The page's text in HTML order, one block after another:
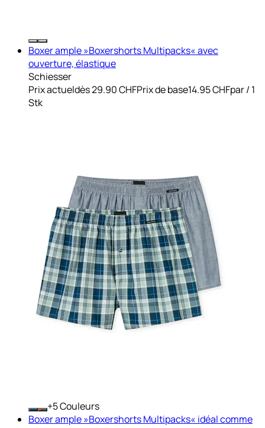
Boxer ample »Boxershorts Multipacks« avec
ouverture, élastique
Schiesser
Prix actueldès29.90 CHFPrix de base14.95 CHFpar/ 1
Stk
+ Couleurs
Boxer ample »Boxershorts Multipacks« idéal comme